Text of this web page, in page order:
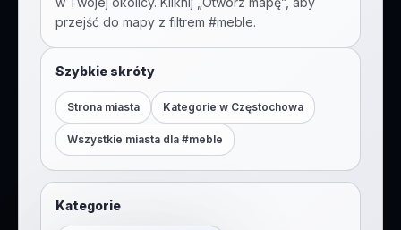
przejść do mapy z filtrem #meble.
Szybkie skróty
Strona miasta Kategorie w Częstochowa
Wszystkie miasta dla #meble
Kategorie